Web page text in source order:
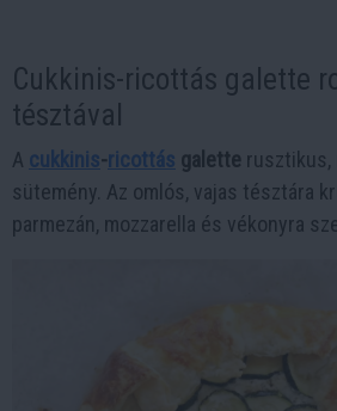
Cukkinis-ricottás galette
tésztával
A cukkinis-ricottás galette rusztikus,
sütemény. Az omlós, vajas tésztára
parmezán, mozzarella és vékonyra